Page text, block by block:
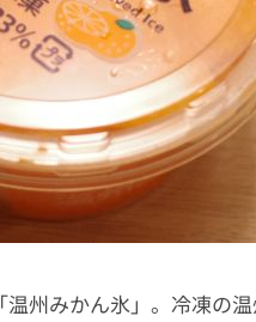
州みかん氷」。冷凍の